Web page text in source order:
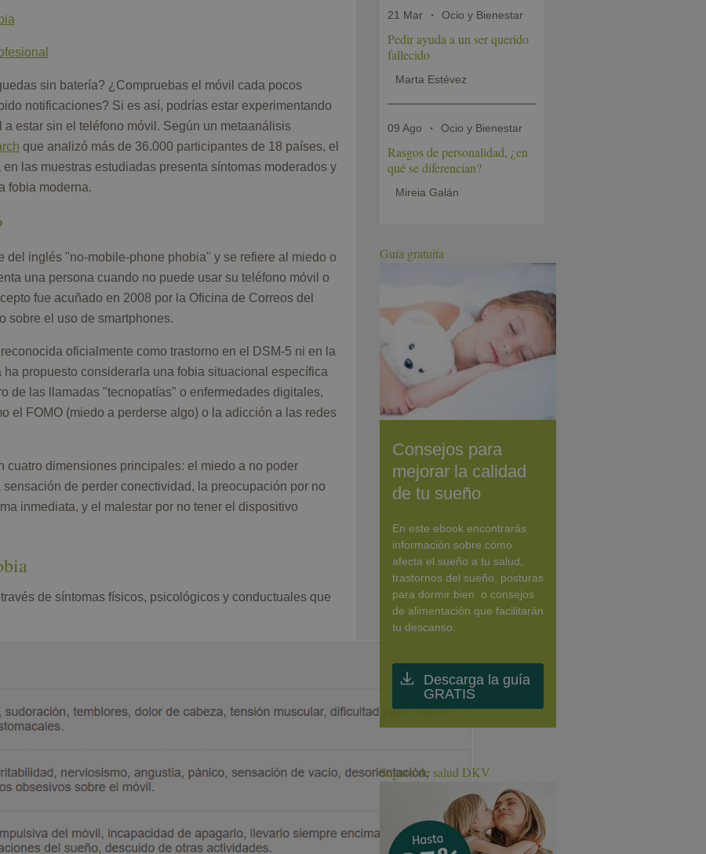
sin batería? ¿Compruebas el móvil cada pocos
notificaciones? Si es así, podrías estar experimentando
a estar sin el teléfono móvil. Según un metaanálisis
que analizó más de 36.000 participantes de 18 países, el
las muestras estudiadas presenta síntomas moderados y
fobia moderna.
del inglés "no-mobile-phone phobia" y se refiere al miedo o
una persona cuando no puede usar su teléfono móvil o
fue acuñado en 2008 por la Oficina de Correos del
sobre el uso de smartphones.
oficialmente como trastorno en el DSM-5 ni en la
propuesto considerarla una fobia situacional específica
de las llamadas "tecnopatías" o enfermedades digitales,
el FOMO (miedo a perderse algo) o la adicción a las redes
cuatro dimensiones principales: el miedo a no poder
de perder conectividad, la preocupación por no
inmediata, y el malestar por no tener el dispositivo
de síntomas físicos, psicológicos y conductuales que
21 Mar Ocio y Bienestar
Pedir ayuda a un ser querido
fallecido
Marta Estévez
09 Ago Ocio y Bienestar
Rasgos de personalidad, ¿en
qué se diferencian?
Mireia Galán
Guía gratuita
Consejos para
mejorar la calidad
de tu sueño
En este ebook encontrarás
información sobre cómo
afecta el sueño a tu salud,
trastornos del sueño, posturas
para dormir bien o consejos
de alimentación que facilitarán
tu descanso.
Descarga la guía
GRATIS
Seguro de salud DKV